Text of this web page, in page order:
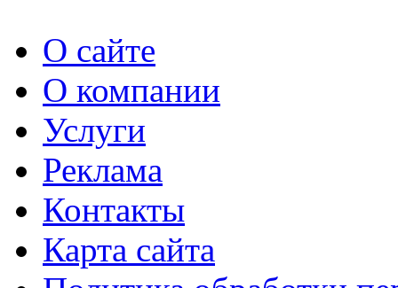
О сайте
О компании
Услуги
Реклама
Контакты
Карта сайта